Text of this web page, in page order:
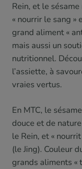
Rein, et le
« nourrir le sang »
grand aliment «
mais aussi un
nutritionnel.
l’assiette, à
vraies vertus.
En MTC, le
douce et de
le Rein, et «
(le Jing). Couleur
grands aliments «